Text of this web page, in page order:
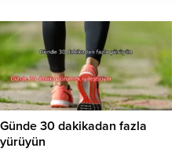
Günde 30 dakikadan fazla
yürüyün